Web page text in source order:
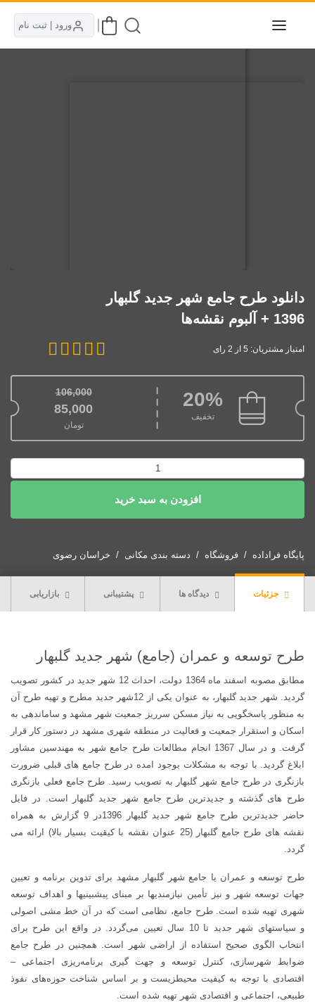
ورود | ثبت نام
دانلود طرح جامع شهر جدید گلبهار
1396 + آلبوم نقشه‌ها
امتیاز مشتریان: 5 از 2 رای
20%
تخفیف
106,000
قیمت اصلی: 106,000تومان بود.
85,000
تومان
قیمت فعلی: 85,000تومان.
طرح
شهر
گلبهار
آلبوم
افزودن به سبد خرید
پایگاه فراداده فروشگاه دسته بندی مکانی خراسان رضوی
جزئیات دیدگاه ها پشتیبانی بازاریابی
طرح توسعه و عمران (جامع) شهر جدید گلبهار
مطابق مصوبه اسفند ماه 1364 دولت، احداث 12 شهر جدید در کشور تصویب
گردید. شهر جدید گلبهار، به عنوان یکی از 12شهر جدید مطرح و تهیه طرح آن
به منظور پاسخگویی به نیاز مسکن سرریز جمعیت شهر مشهد و ساماندهی به
اسکان و استقرار جمعیت و فعالیت در منطقه شهری مشهد در دستور کار قرار
گرفت. و در سال 1367 انجام مطالعات طرح جامع شهر به مهندسین مشاور
ابلاغ گردید. با توجه به مشکلات بوجود امده در طرح جامع های قبلی ضرورت
بازنگری در طرح جامع شهر گلبهار به تصویب رسید. طرح جامع فعلی بازنگری
طرح های گذشته و جدیدترین طرح جامع شهر جدید گلبهار است. در فایل
حاضر جدیدترین طرح جامع شهر جدید گلبهار 1396در 9 گزارش به همراه
نقشه های طرح جامع گلبهار (25 عنوان نقشه با کیقیت بسیار بالا) ارائه می
گردد.
طرح توسعه و عمران یا جامع شهر گلبهار مشهد برای تدوین برنامه و تعیین
جهات توسعه شهر و نیز تأمین نیازمندیها بر مبنای پیشبینیها و اهداف توسعه
شهری تهیه شده است. طرح جامع، نظامی است که در آن خط مشی اصولی
و سیاستهای شهر جدید تا 10 سال تعیین می‌گردد. در واقع این طرح برای
انتخاب الگوی صحیح استفاده از اراضی شهر است. همچنین در طرح جامع
ضوابط شهرسازی، کنترل توسعه و جهت گیری برنامه‌ریزی اجتماعی –
اقتصادی با توجه به کیفیت محیطزیست و بر اساس شناخت حوزه‌های نفوذ
طبیعی، اجتماعی و اقتصادی شهر تهیه شده است.